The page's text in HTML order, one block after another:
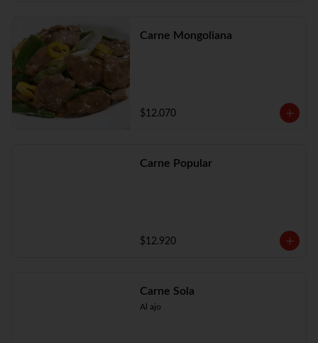
Carne Mongoliana
$12.070
Carne Popular
$12.920
Carne Sola
Al ajo